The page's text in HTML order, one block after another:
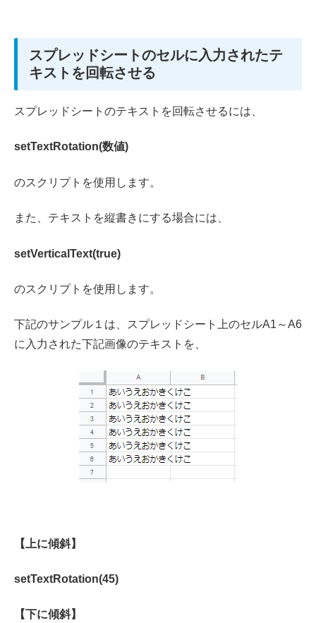
スプレッドシートのセルに入力されたテ
キストを回転させる
スプレッドシートのテキストを回転させるには、
setTextRotation(数値)
のスクリプトを使用します。
また、テキストを縦書きにする場合には、
setVerticalText(true)
のスクリプトを使用します。
下記のサンプル１は、スプレッドシート上のセルA1～A6
に入力された下記画像のテキストを、
【上に傾斜】
setTextRotation(45)
【下に傾斜】